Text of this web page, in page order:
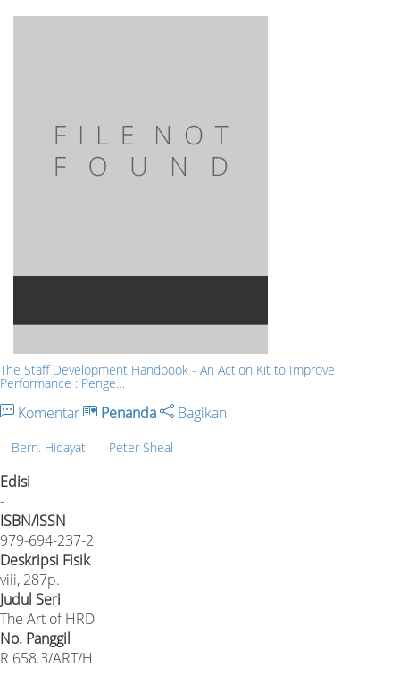
The Staff Development Handbook - An Action Kit to Improve
Performance : Penge…
Komentar Penanda Bagikan
Bern. Hidayat Peter Sheal
Edisi
-
ISBN/ISSN
979-694-237-2
Deskripsi Fisik
viii, 287p.
Judul Seri
The Art of HRD
No. Panggil
R 658.3/ART/H